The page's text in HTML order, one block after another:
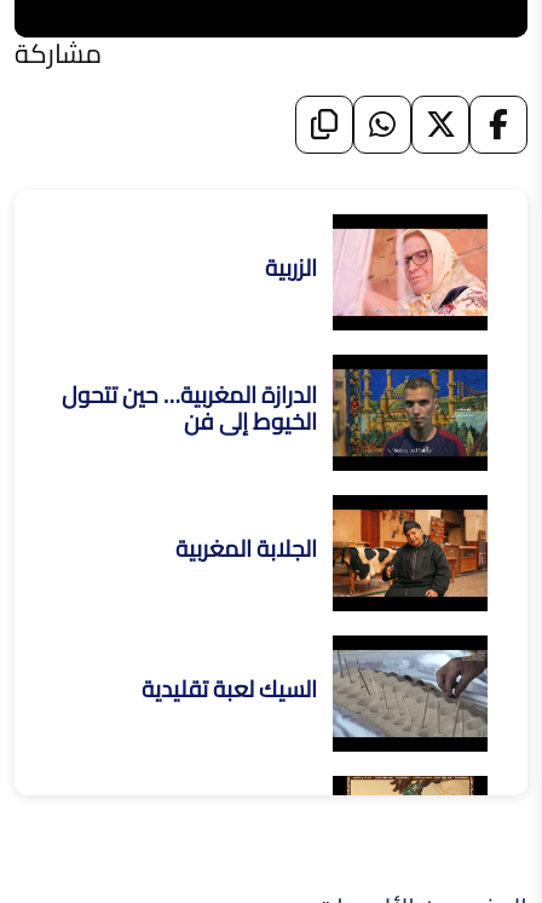
مشاركة
الزربية
الدرازة المغربية… حين تتحول
الخيوط إلى فن
الجلابة المغربية
السيك لعبة تقليدية